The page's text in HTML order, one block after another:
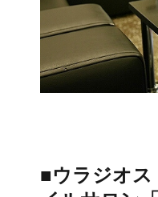
■ウラジオス